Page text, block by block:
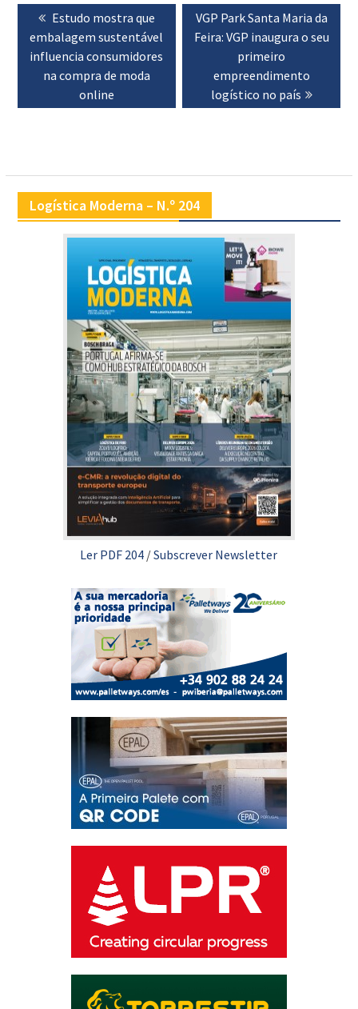
artigos
Previous
post:
Estudo mostra que
embalagem sustentável
influencia consumidores
na compra de moda
online
Next
post:
VGP Park Santa Maria da
Feira: VGP inaugura o seu
primeiro
empreendimento
logístico no país
Logística Moderna – N.º 204
Ler PDF 204 /Subscrever Newsletter